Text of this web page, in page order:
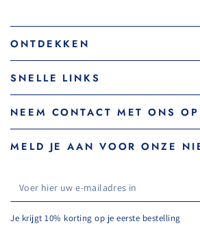
ONTDEKKEN
SNELLE LINKS
NEEM CONTACT MET ONS OP
MELD JE AAN VOOR ONZE
Voer
hier
uw
Je krijgt 10% korting op je eerste bestelling